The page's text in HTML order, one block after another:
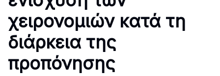
χειρονομιών κατά τη
διάρκεια της
προπόνησης